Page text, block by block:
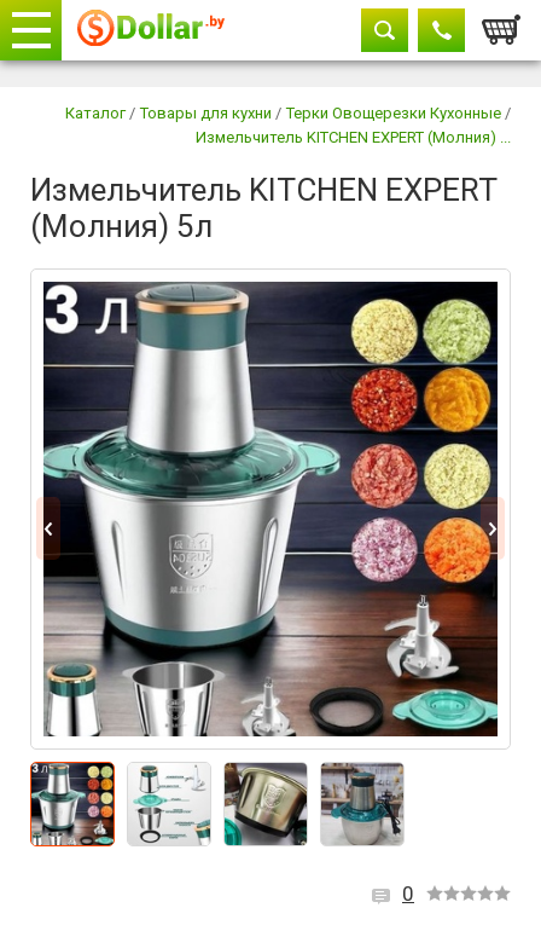
+375 29882-11-33
+375 17315-37-77
Каталог / Товары для кухни / Терки Овощерезки Кухонные /
Измельчитель KITCHEN EXPERT (Молния) ...
Измельчитель KITCHEN EXPERT
(Молния) 5л
0